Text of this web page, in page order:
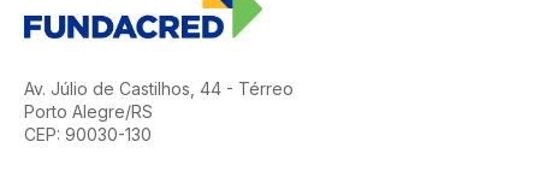
Av. Júlio de Castilhos, 44 - Térreo
Porto Alegre/RS
CEP: 90030-130